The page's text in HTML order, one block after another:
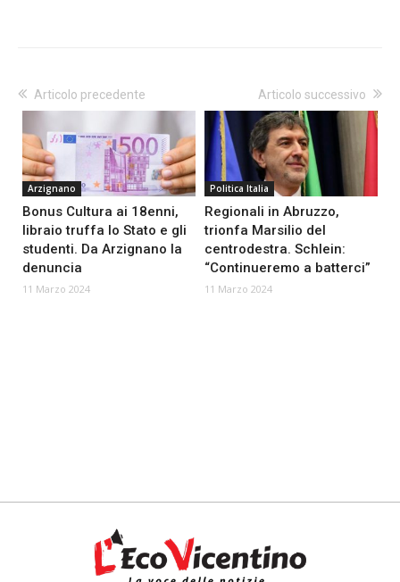
Articolo precedente
Arzignano
Bonus Cultura ai 18enni,
libraio truffa lo Stato e gli
studenti. Da Arzignano la
denuncia
11 Marzo 2024
Articolo successivo
Politica Italia
Regionali in Abruzzo,
trionfa Marsilio del
centrodestra. Schlein:
“Continueremo a batterci”
11 Marzo 2024